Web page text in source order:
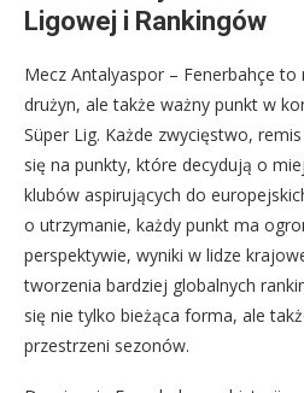
Ligowej i Rankingów
Mecz Antalyaspor – Fenerbahçe
drużyn, ale także ważny punkt w
Süper Lig. Każde zwycięstwo,
się na punkty, które decydują o
klubów aspirujących do
o utrzymanie, każdy punkt ma
perspektywie, wyniki w lidze
tworzenia bardziej globalnych
się nie tylko bieżąca forma, ale
przestrzeni sezonów.